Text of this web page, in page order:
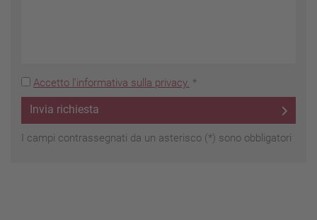
Accetto l'informativa sulla privacy. *
Invia richiesta
I campi contrassegnati da un asterisco (*) sono obbligatori